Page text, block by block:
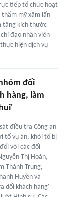
tiếp tổ chức hoạt
thẩm mỹ xâm lấn
tăng kích thước
đạo nhân viên
hiện dịch vụ
đối
hàng, làm
điều tra Công an
tố vụ án, khởi tố bị
với các đối
Thị Hoàn,
Thành Trung,
Huyền và
dối khách hàng'